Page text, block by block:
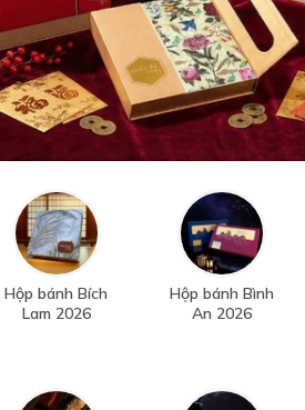
Hộp bánh Bích
Lam 2026
Hộp bánh Bình
An 2026